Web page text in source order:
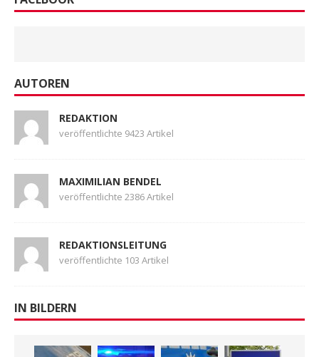
AUTOREN
REDAKTION
veröffentlichte 9423 Artikel
MAXIMILIAN BENDEL
veröffentlichte 2386 Artikel
REDAKTIONSLEITUNG
veröffentlichte 103 Artikel
IN BILDERN